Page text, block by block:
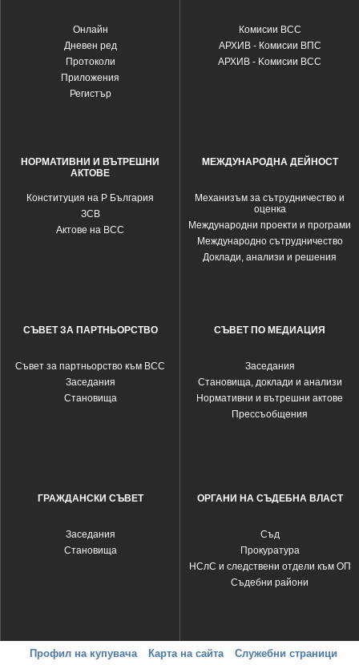
Oнлайн
Дневен ред
Протоколи
Приложения
Регистър
Комисии ВСС
АРХИВ - Комисии ВПС
АРХИВ - Kомисии ВСС
НОРМАТИВНИ И ВЪТРЕШНИ
АКТОВЕ
Конституция на Р България
ЗСВ
Актове на ВСС
МЕЖДУНАРОДНА ДЕЙНОСТ
Механизъм за сътрудничество и
оценка
Международни проекти и програми
Международно сътрудничество
Доклади, анализи и решения
СЪВЕТ ЗА ПАРТНЬОРСТВО
Съвет за партньорство към ВСС
Заседания
Становища
СЪВЕТ ПО МЕДИАЦИЯ
Заседания
Становища, доклади и анализи
Нормативни и вътрешни актове
Прессъобщения
ГРАЖДАНСКИ СЪВЕТ
Заседания
Становища
ОРГАНИ НА СЪДЕБНА ВЛАСТ
Съд
Прокуратура
НСлС и следствени отдели към ОП
Съдебни райони
Профил на купувача Карта на сайта Служебни страници